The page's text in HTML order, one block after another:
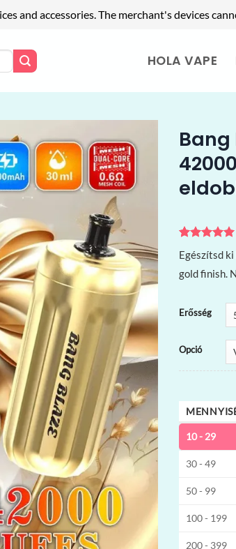
and accessories. The merchant's devices
HOLA VAPE
Bang
az 5-ből,
értékelés
alapján
Egészítsd
gold finish.
Erősség
Opció
10 - 29
30 - 49
50 - 99
100 - 199
200 - 399